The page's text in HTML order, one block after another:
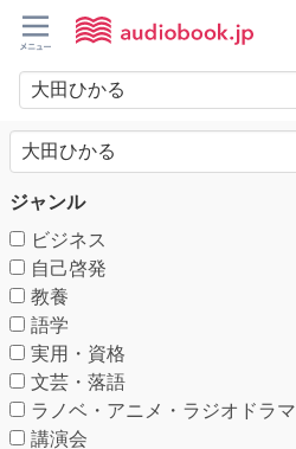
ジャンル
ビジネス
自己啓発
教養
語学
実用・資格
文芸・落語
ラノベ・アニメ・ラジオドラマ
講演会